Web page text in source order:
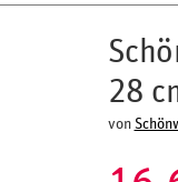
28
von